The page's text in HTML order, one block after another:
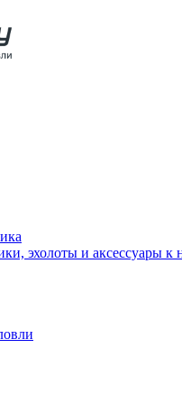
эхолоты и аксессуары к